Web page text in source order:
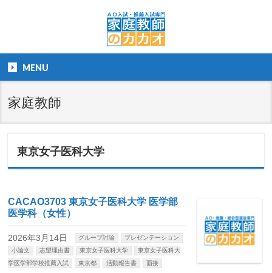
MENU
家庭教師
東京女子医科大学
CACAO3703 東京女子医科大学 医学部
医学科（女性）
2026年3月14日 グループ討論
プレゼンテーション
小論文
志望理由書 東京女子医科大学
東京女子医科大
学医学部学校推薦入試
東京都 活動報告書 面接